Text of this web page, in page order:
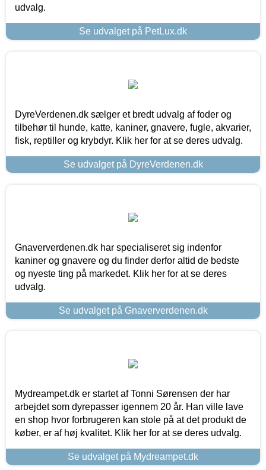
udvalg.
Se udvalget på PetLux.dk
DyreVerdenen.dk sælger et bredt udvalg af foder og
tilbehør til hunde, katte, kaniner, gnavere, fugle, akvarier,
fisk, reptiller og krybdyr. Klik her for at se deres udvalg.
Se udvalget på DyreVerdenen.dk
Gnaververdenen.dk har specialiseret sig indenfor
kaniner og gnavere og du finder derfor altid de bedste
og nyeste ting på markedet. Klik her for at se deres
udvalg.
Se udvalget på Gnaververdenen.dk
Mydreampet.dk er startet af Tonni Sørensen der har
arbejdet som dyrepasser igennem 20 år. Han ville lave
en shop hvor forbrugeren kan stole på at det produkt de
køber, er af høj kvalitet. Klik her for at se deres udvalg.
Se udvalget på Mydreampet.dk